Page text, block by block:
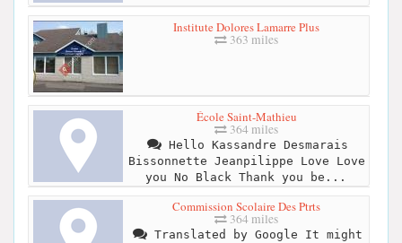
Institute Dolores Lamarre Plus
363 miles
École Saint-Mathieu
364 miles
Hello Kassandre Desmarais
Bissonnette Jeanpilippe Love Love
you No Black Thank you be...
Commission Scolaire Des Ptrts
364 miles
Translated by Google It might